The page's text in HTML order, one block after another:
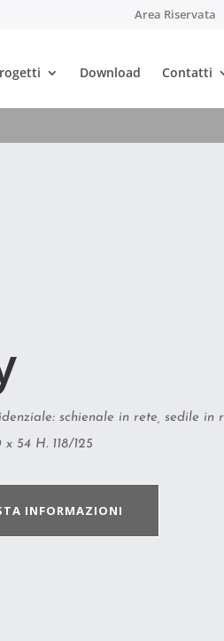
Area Riservata
Download Contatti
schienale in rete, sedile in
54 H. 118/125
INFORMAZIONI